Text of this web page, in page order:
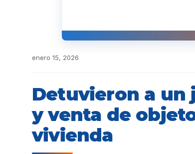
enero 15, 2026
Detuvieron a un
y venta de
vivienda